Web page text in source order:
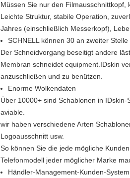
Müssen Sie nur den Filmausschnittkopf,
Leichte Struktur, stabile Operation,
Jahres (einschließlich Messerkopf),
SCHNELL können 30 an zweiter
Der Schneidvorgang beseitigt andere
Membran schneidet equipment.IDskin
anzuschließen und zu benützen.
Enorme Wolkendaten
Über 10000+ sind Schablonen in
aviable.
wir haben verschiedene Arten
Logoausschnitt usw.
So können Sie die jede mögliche
Telefonmodell jeder möglicher Marke
Händler-Management-Kunden-System